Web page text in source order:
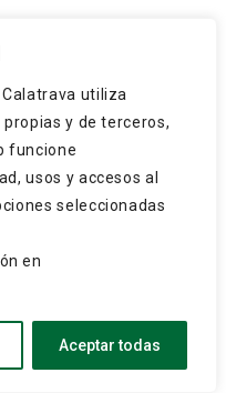
utiliza
y de terceros,
funcione
usos y accesos al
seleccionadas
en
Aceptar todas
maestre de
dehesa boyal en El